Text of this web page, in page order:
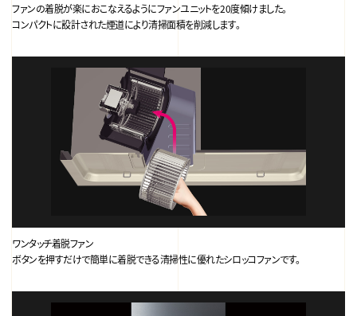
ファンの着脱が楽におこなえるようにファンユニットを20度傾けました。
コンパクトに設計された煙道により清掃面積を削減します。
ワンタッチ着脱ファン
ボタンを押すだけで簡単に着脱できる清掃性に優れたシロッコファンです。